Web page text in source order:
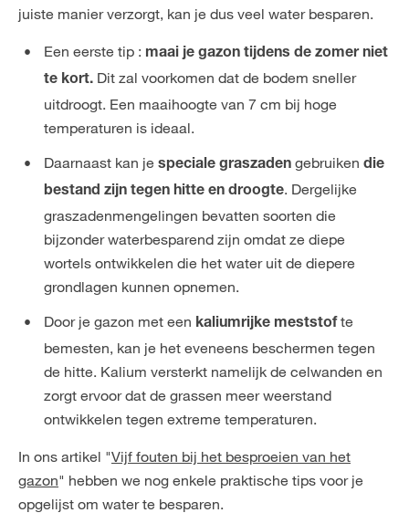
juiste manier verzorgt, kan je dus veel water besparen.
Een eerste tip : maai je gazon tijdens de zomer niet
te kort. Dit zal voorkomen dat de bodem sneller
uitdroogt. Een maaihoogte van 7 cm bij hoge
temperaturen is ideaal.
Daarnaast kan je speciale graszaden gebruiken die
bestand zijn tegen hitte en droogte. Dergelijke
graszadenmengelingen bevatten soorten die
bijzonder waterbesparend zijn omdat ze diepe
wortels ontwikkelen die het water uit de diepere
grondlagen kunnen opnemen.
Door je gazon met een kaliumrijke meststofte
bemesten, kan je het eveneens beschermen tegen
de hitte. Kalium versterkt namelijk de celwanden en
zorgt ervoor dat de grassen meer weerstand
ontwikkelen tegen extreme temperaturen.
In ons artikel "Vijf fouten bij het besproeien van het
gazon" hebben we nog enkele praktische tips voor je
opgelijst om water te besparen.